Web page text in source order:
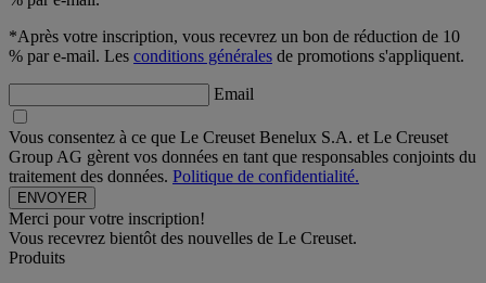
*Après votre inscription, vous recevrez un bon de réduction de 10
% par e-mail. Les conditions générales de promotions s'appliquent.
Email
Vous consentez à ce que Le Creuset Benelux S.A. et Le Creuset
Group AG gèrent vos données en tant que responsables conjoints du
traitement des données. Politique de confidentialité.
Merci pour votre inscription!
Vous recevrez bientôt des nouvelles de Le Creuset.
Produits